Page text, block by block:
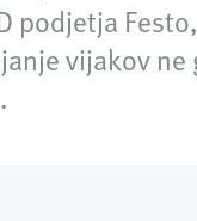
podjetja
vijakov ne